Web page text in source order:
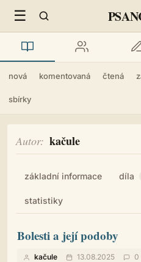
☰
nová komentovaná čtená
sbírky
Autor kačule
základní informace díla
statistiky
Bolesti a její podoby
kačule 13.08.2025 0